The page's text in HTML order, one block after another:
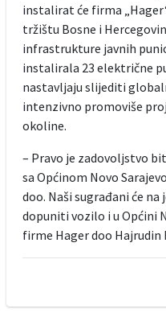
instalirat će firma
tržištu Bosne i
infrastrukture javnih
instalirala 23 električne
nastavljaju slijediti
intenzivno promoviše
okoline.
– Pravo je zadovoljstvo
sa Općinom Novo
doo. Naši sugrađani će
dopuniti vozilo i u Općini
firme Hager doo Hajrudin